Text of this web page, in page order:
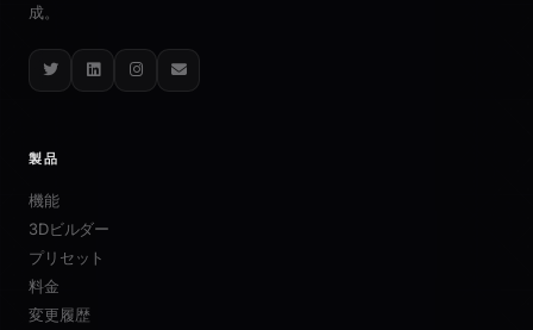
成。
TwitterLinkedInInstagram
Email
製品
機能
3Dビルダー
プリセット
料金
変更履歴